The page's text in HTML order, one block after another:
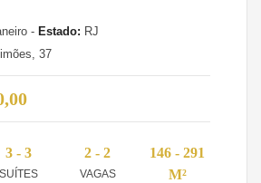
- Estado: RJ
37
3 - 3
SUÍTES
2 - 2
VAGAS
146 - 291
M²